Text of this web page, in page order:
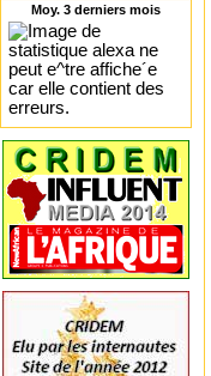
Moy. 3 derniers mois